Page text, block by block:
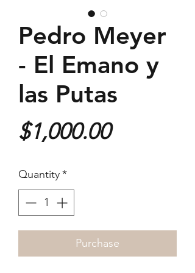
Pedro Meyer
- El Emano y
las Putas
$1,000.00Price
Quantity*
Purchase